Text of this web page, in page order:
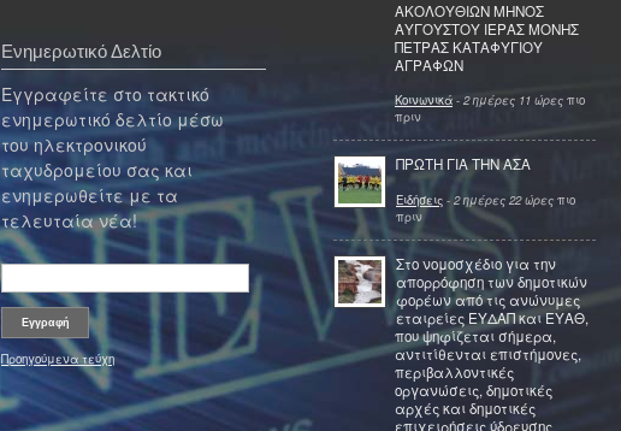
Ενημερωτικό Δελτίο
Εγγραφείτε στο τακτικό
ενημερωτικό δελτίο μέσω
του ηλεκτρονικού
ταχυδρομείου σας και
ενημερωθείτε με τα
τελευταία νέα!
Προηγούμενα τεύχη
ΑΚΟΛΟΥΘΙΩΝ ΜΗΝΟΣ
ΑΥΓΟΥΣΤΟΥ ΙΕΡΑΣ ΜΟΝΗΣ
ΠΕΤΡΑΣ ΚΑΤΑΦΥΓΙΟΥ
ΑΓΡΑΦΩΝ
Κοινωνικά - 2 ημέρες 11 ώρες πιο
πριν
ΠΡΩΤΗ ΓΙΑ ΤΗΝ ΑΣΑ
Ειδήσεις - 2 ημέρες 22 ώρες πιο
πριν
Στο νομοσχέδιο για την
απορρόφηση των δημοτικών
φορέων από τις ανώνυμες
εταιρείες ΕΥΔΑΠ και ΕΥΑΘ,
που ψηφίζεται σήμερα,
αντιτίθενται επιστήμονες,
περιβαλλοντικές
οργανώσεις, δημοτικές
αρχές και δημοτικές
επιχειρήσεις ύδρευσης